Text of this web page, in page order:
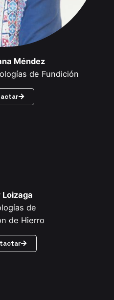
Méndez
de Fundición
de
de Hierro